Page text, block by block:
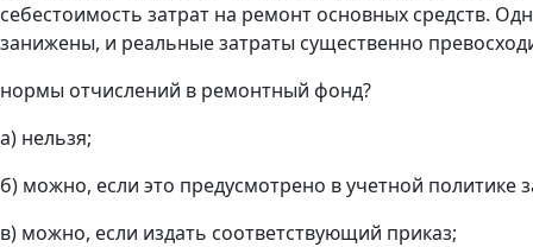
себестоимость затрат на ремонт основных средств.
занижены, и реальные затраты существенно
нормы отчислений в ремонтный фонд?
а) нельзя;
б) можно, если это предусмотрено в учетной политике
в) можно, если издать соответствующий приказ;